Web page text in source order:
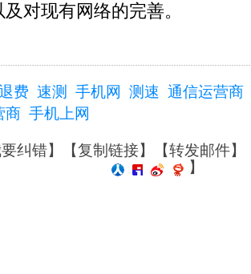
对现有网络的完善。
费 速测 手机网 测速 通信运营商
商 手机上网
纠错】【复制链接】【转发邮件】
】